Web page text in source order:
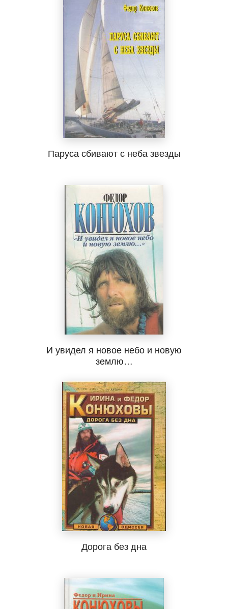
Паруса сбивают с неба звезды
И увидел я новое небо и новую
землю…
Дорога без дна